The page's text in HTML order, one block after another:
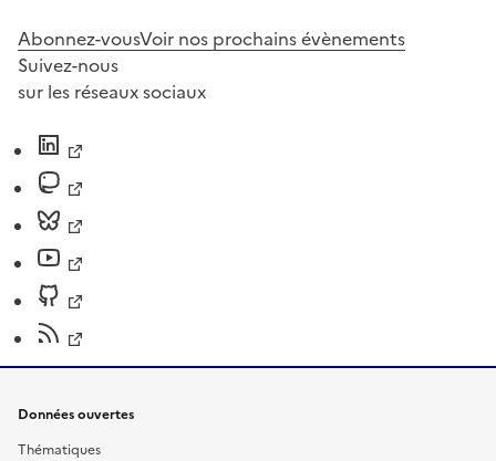
Abonnez-vousVoir nos prochains évènements
Suivez-nous
sur les réseaux sociaux
Données ouvertes
Thématiques